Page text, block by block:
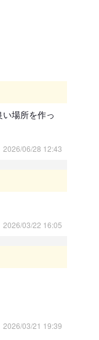
場所を作っ
2026/06/28 12:43
2026/03/22 16:05
2026/03/21 19:39